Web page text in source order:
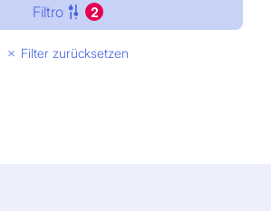
Filtro 2
Filter zurücksetzen